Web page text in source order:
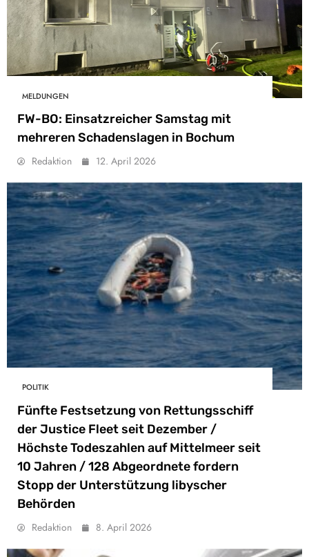
MELDUNGEN
FW-BO: Einsatzreicher Samstag mit
mehreren Schadenslagen in Bochum
Redaktion 12. April 2026
POLITIK
Fünfte Festsetzung von Rettungsschiff
der Justice Fleet seit Dezember /
Höchste Todeszahlen auf Mittelmeer seit
10 Jahren / 128 Abgeordnete fordern
Stopp der Unterstützung libyscher
Behörden
Redaktion 8. April 2026